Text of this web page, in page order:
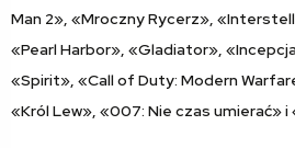
Man 2», «Mroczny Rycerz»,
«Pearl Harbor», «Gladiator»,
«Spirit», «Call of Duty: Modern
«Król Lew», «007: Nie czas umierać» i